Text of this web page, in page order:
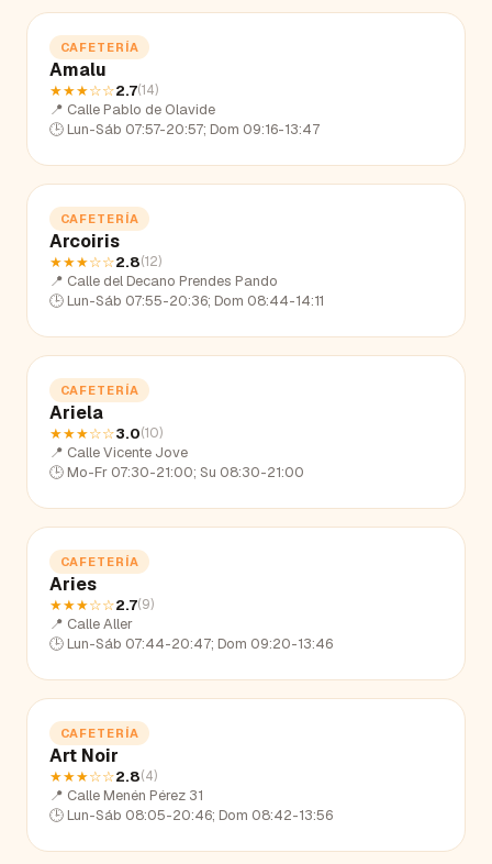
CAFETERÍA
Amalu
★★★☆☆2.7(14)
📍 Calle Pablo de Olavide
🕒 Lun-Sáb 07:57-20:57; Dom 09:16-13:47
CAFETERÍA
Arcoiris
★★★☆☆2.8(12)
📍 Calle del Decano Prendes Pando
🕒 Lun-Sáb 07:55-20:36; Dom 08:44-14:11
CAFETERÍA
Ariela
★★★☆☆3.0(10)
📍 Calle Vicente Jove
🕒 Mo-Fr 07:30-21:00; Su 08:30-21:00
CAFETERÍA
Aries
★★★☆☆2.7(9)
📍 Calle Aller
🕒 Lun-Sáb 07:44-20:47; Dom 09:20-13:46
CAFETERÍA
Art Noir
★★★☆☆2.8(4)
📍 Calle Menén Pérez 31
🕒 Lun-Sáb 08:05-20:46; Dom 08:42-13:56